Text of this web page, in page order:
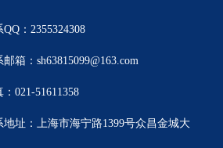
QQ：2355324308
邮箱：sh63815099@163.com
：021-51611358
地址：上海市海宁路1399号众昌金城大